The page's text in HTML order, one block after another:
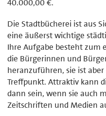
40.000,00 €.
Die Stadtbücherei ist aus
eine äußerst wichtige
Ihre Aufgabe besteht zum
die Bürgerinnen und
heranzuführen, sie ist
Treffpunkt. Attraktiv kann
dann sein, wenn sie auch
Zeitschriften und Medien